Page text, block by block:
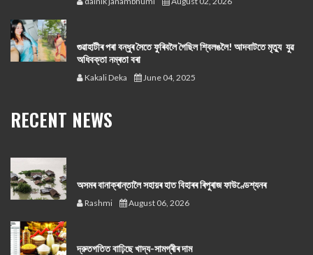
গুৱাহাটীৰ পৰা বন্ধুৰ সৈতে ফুৰিবলৈ গৈছিল শ্বিলঙলৈ! আদবাটতে মৃত্যু যুৱ
অধিবক্তা নম্ৰতা বৰা
Kakali Deka June 04, 2025
RECENT NEWS
অসমৰ বানাক্ৰান্তালৈ সহায়ৰ হাত বিহাৰৰ ৰিপুৰাজ ফাউণ্ডেশ্যনৰ
Rashmi August 06, 2026
দ্রুতগতিত বাঢ়িছে খাদ্য-সামগ্ৰীৰ দাম